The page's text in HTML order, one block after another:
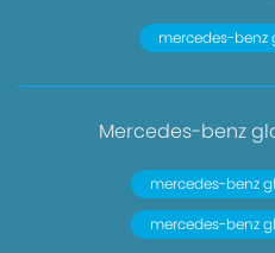
mercedes-benz
Mercedes-benz
mercedes-benz
mercedes-benz